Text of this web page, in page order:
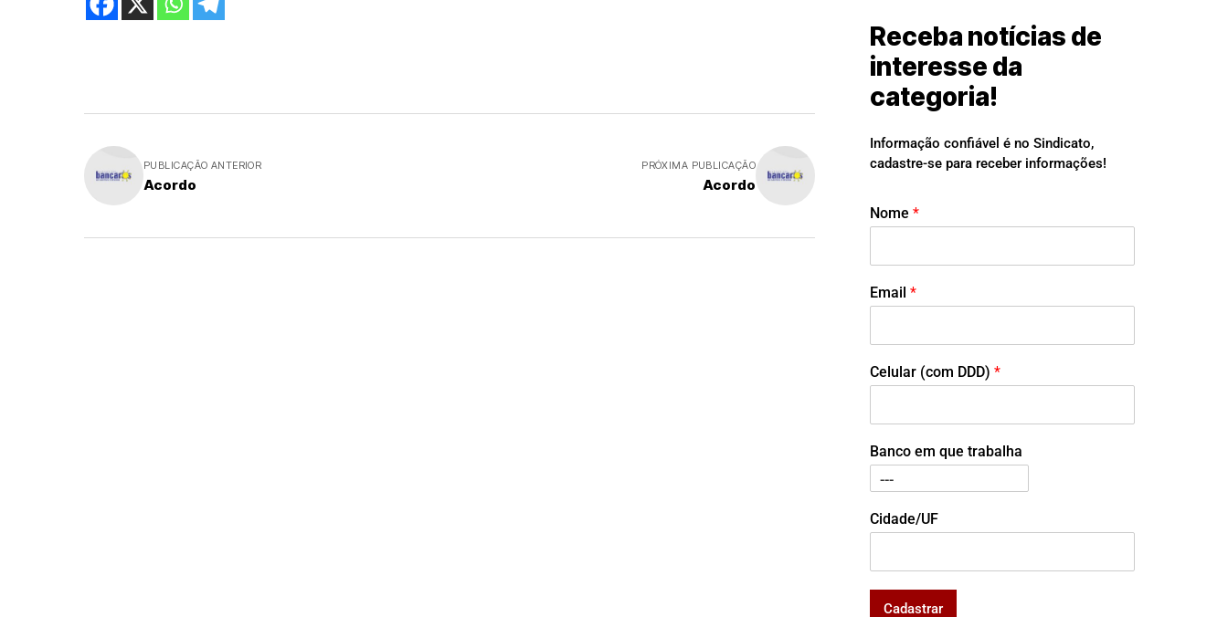
PUBLICAÇÃO ANTERIOR
Acordo
PRÓXIMA PUBLICAÇÃO
Acordo
Receba notícias de
interesse da
categoria!
Informação confiável é no Sindicato,
cadastre-se para receber informações!
Nome *
Email *
Celular (com DDD) *
Banco em que trabalha
Cidade/UF
Cadastrar